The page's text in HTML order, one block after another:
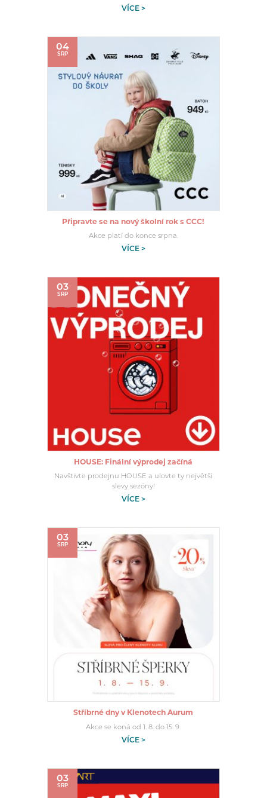
VÍCE >
04
SRP
Připravte se na nový školní rok s CCC!
Akce platí do konce srpna.
VÍCE >
03
SRP
HOUSE: Finální výprodej začíná
Navštivte prodejnu HOUSE a ulovte ty největší
slevy sezóny!
VÍCE >
03
SRP
Stříbrné dny v Klenotech Aurum
Akce se koná od 1. 8. do 15. 9.
VÍCE >
03
SRP